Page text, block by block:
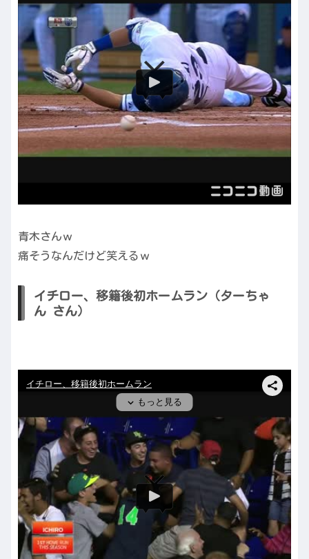
青木さんｗ
痛そうなんだけど笑えるｗ
イチロー、移籍後初ホームラン（ターちゃ
ん さん）